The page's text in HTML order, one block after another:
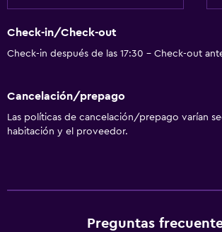
Check-in/Check-out
Check-in después de las 17:30 - Check-out
Cancelación/prepago
Las políticas de cancelación/prepago varían
habitación y el proveedor.
Preguntas